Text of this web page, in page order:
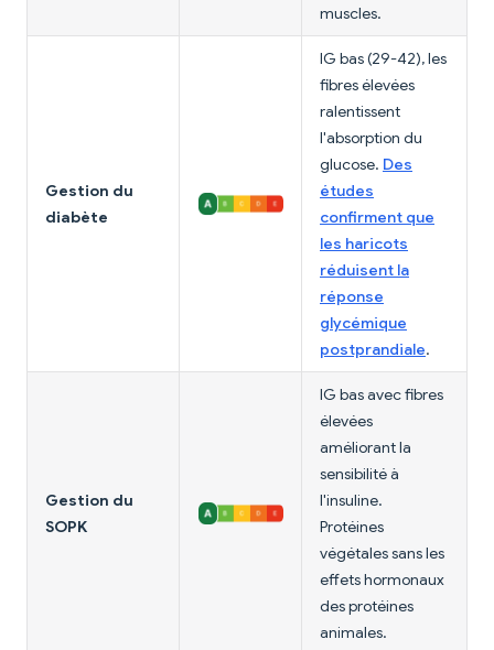
muscles.
Gestion du
diabète
IG bas (29-42), les
fibres élevées
ralentissent
l'absorption du
glucose. Des
études
confirment que
les haricots
réduisent la
réponse
glycémique
postprandiale.
Gestion du
SOPK
IG bas avec fibres
élevées
améliorant la
sensibilité à
l'insuline.
Protéines
végétales sans les
effets hormonaux
des protéines
animales.